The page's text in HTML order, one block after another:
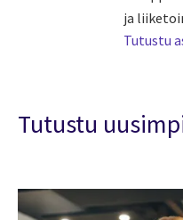
ja
Tutustu
Tutustu